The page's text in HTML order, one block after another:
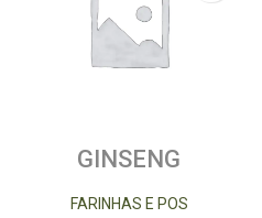
GINSENG
FARINHAS E POS